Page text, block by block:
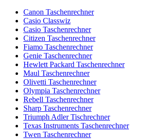
Canon Taschenrechner
Casio Classwiz
Casio Taschenrechner
Citizen Taschenrechner
Fiamo Taschenrechner
Genie Taschenrechner
Hewlett Packard Taschenrechner
Maul Taschenrechner
Olivetti Taschenrechner
Olympia Taschenrechner
Rebell Taschenrechner
Sharp Taschenrechner
Triumph Adler Tischrechner
Texas Instruments Taschenrechner
Twen Taschenrechner